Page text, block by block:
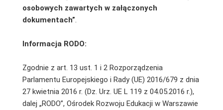
osobowych zawartych w załączonych
dokumentach”.
Informacja RODO:
Zgodnie z art. 13 ust. 1 i 2 Rozporządzenia
Parlamentu Europejskiego i Rady (UE) 2016/679 z dnia
27 kwietnia 2016 r. (Dz. Urz. UE L 119 z 04.05.2016 r.),
dalej „RODO”, Ośrodek Rozwoju Edukacji w Warszawie